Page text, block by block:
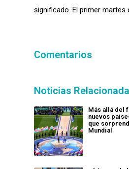
significado. El primer martes
Comentarios
Noticias
Más allá del
nuevos
que
Mundial